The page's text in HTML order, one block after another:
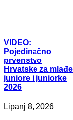
VIDEO:
Pojedinačno
prvenstvo
Hrvatske za mlađe
juniore i juniorke
2026
Lipanj 8, 2026